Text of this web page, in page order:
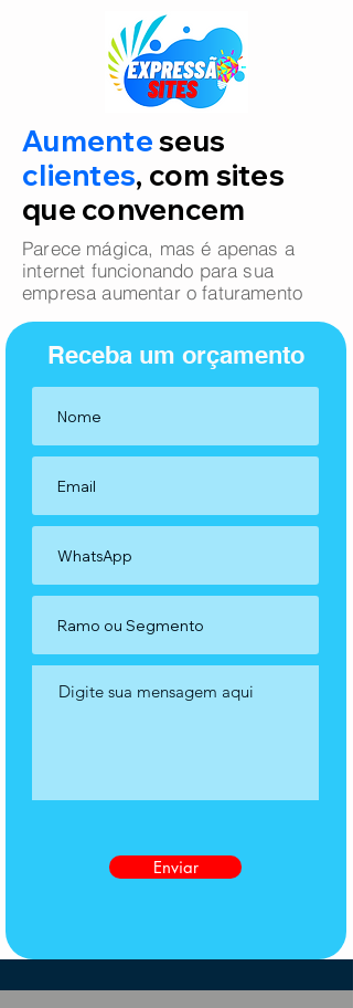
Aumenteseus
clientes, com sites
que convencem
Parece mágica, mas é apenas a
internet funcionando para sua
empresa aumentar o faturamento
Receba um orçamento
Enviar